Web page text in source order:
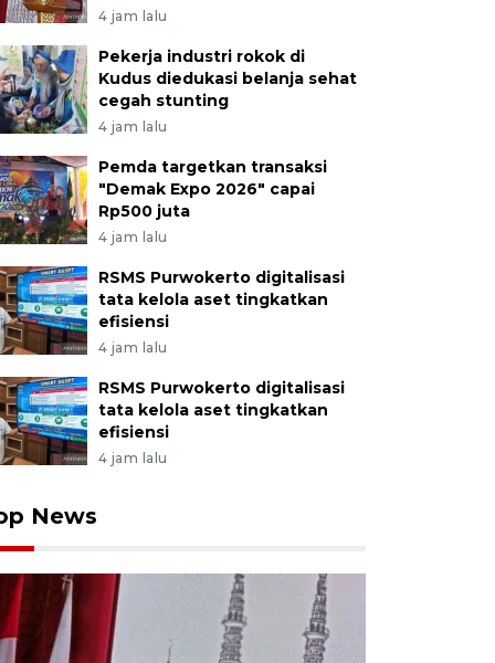
4 jam lalu
Pekerja industri rokok di
Kudus diedukasi belanja sehat
cegah stunting
4 jam lalu
Pemda targetkan transaksi
"Demak Expo 2026" capai
Rp500 juta
4 jam lalu
RSMS Purwokerto digitalisasi
tata kelola aset tingkatkan
efisiensi
4 jam lalu
RSMS Purwokerto digitalisasi
tata kelola aset tingkatkan
efisiensi
4 jam lalu
News